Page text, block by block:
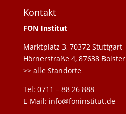
Kontakt
FON Institut
Marktplatz 3, 70372 Stuttgart
Hörnerstraße 4, 87638
>> alle Standorte
Tel: 0711 – 88 26 888
E-Mail: info@foninstitut.de